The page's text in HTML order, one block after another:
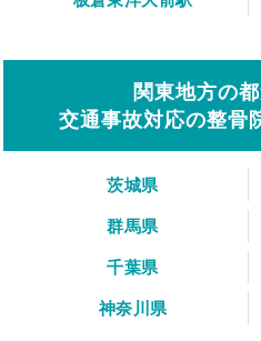
関東地方の
交通事故対応の整骨
茨城県
群馬県
千葉県
神奈川県